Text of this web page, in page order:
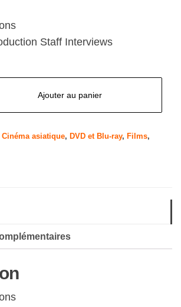
Staff Interviews
Ajouter au panier
Cinéma asiatique, DVD et Blu-ray, Films,